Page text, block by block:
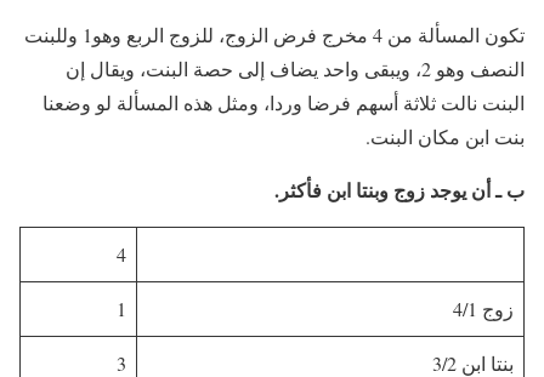
تكون المسألة من 4 مخرج فرض الزوج، للزوج الربع وهو1 وللبنت
النصف وهو 2، ويبقى واحد يضاف إلى حصة البنت، ويقال إن
البنت نالت ثلاثة أسهم فرضا وردا، ومثل هذه المسألة لو وضعنا
بنت ابن مكان البنت.
ب ـ أن يوجد زوج وبنتا ابن فأكثر.
4
زوج 4/1 1
بنتا ابن 3/2 3